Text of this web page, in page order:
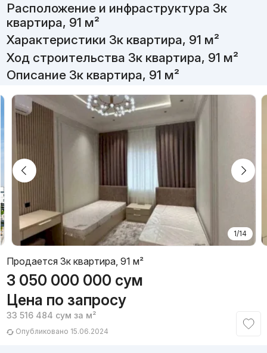
Расположение и инфраструктура 3к
квартира, 91 м²
Характеристики 3к квартира, 91 м²
Ход строительства 3к квартира, 91 м²
Описание 3к квартира, 91 м²
1/14
Продается 3к квартира, 91 м²
3 050 000 000 сум
Цена по запросу
33 516 484 сум за м²
Опубликовано 15.06.2024